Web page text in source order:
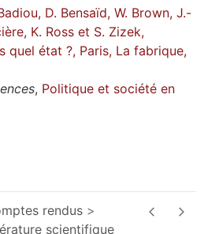
D. Bensaïd, W. Brown, J.-
K. Ross et S. Zizek,
quel état ?, Paris, La fabrique,
, Politique et société en
rendus
scientifique